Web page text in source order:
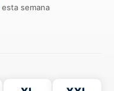
esta semana